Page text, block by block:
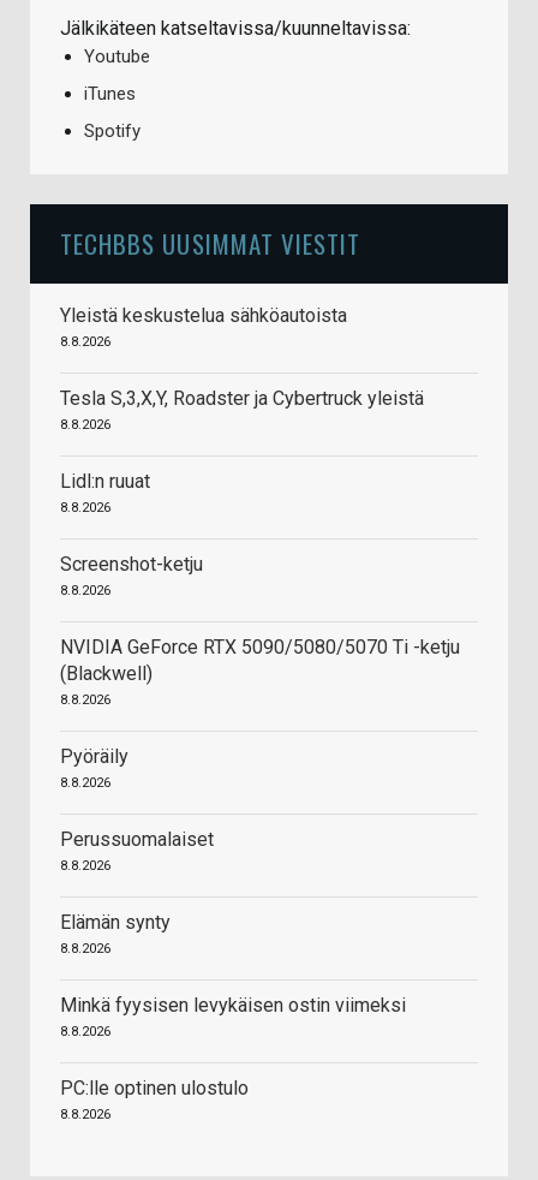
Jälkikäteen katseltavissa/kuunneltavissa:
Youtube
iTunes
Spotify
TECHBBS UUSIMMAT VIESTIT
Yleistä keskustelua sähköautoista
8.8.2026
Tesla S,3,X,Y, Roadster ja Cybertruck yleistä
8.8.2026
Lidl:n ruuat
8.8.2026
Screenshot-ketju
8.8.2026
NVIDIA GeForce RTX 5090/5080/5070 Ti -ketju
(Blackwell)
8.8.2026
Pyöräily
8.8.2026
Perussuomalaiset
8.8.2026
Elämän synty
8.8.2026
Minkä fyysisen levykäisen ostin viimeksi
8.8.2026
PC:lle optinen ulostulo
8.8.2026